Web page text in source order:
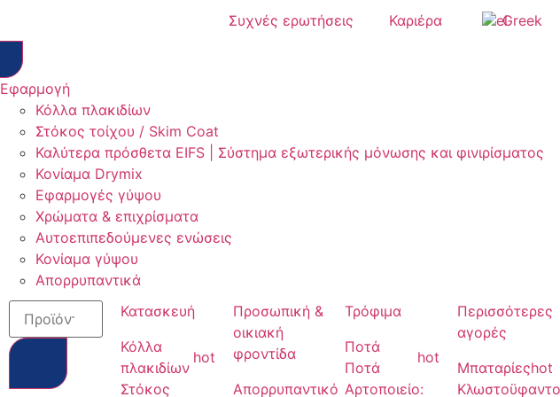
Συχνές ερωτήσεις Καριέρα Greek
Εφαρμογή
Κόλλα πλακιδίων
Στόκος τοίχου / Skim Coat
Καλύτερα πρόσθετα EIFS | Σύστημα εξωτερικής μόνωσης και φινιρίσματος
Κονίαμα Drymix
Εφαρμογές γύψου
Χρώματα & επιχρίσματα
Αυτοεπιπεδούμενες ενώσεις
Κονίαμα γύψου
Απορρυπαντικά
Κατασκευή
Κόλλα
πλακιδίων
hot
Στόκος
Προσωπική &
οικιακή
φροντίδα
Απορρυπαντικό
Τρόφιμα
Ποτά
Ποτά
hot
Αρτοποιείο:
Περισσότερες
αγορές
Μπαταρίεςhot